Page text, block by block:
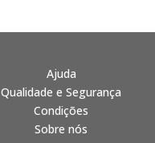
Ajuda
Qualidade e Segurança
Condições
Sobre nós